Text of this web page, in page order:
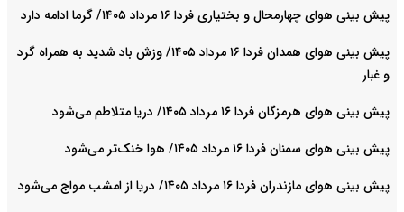
پیش بینی هوای چهارمحال و بختیاری فردا ۱۶ مرداد ۱۴۰۵/ گرما ادامه دارد
پیش بینی هوای همدان فردا ۱۶ مرداد ۱۴۰۵/ وزش باد شدید به همراه گرد
و غبار
پیش بینی هوای هرمزگان فردا ۱۶ مرداد ۱۴۰۵/ دریا متلاطم می‌شود
پیش بینی هوای سمنان فردا ۱۶ مرداد ۱۴۰۵/ هوا خنک‌تر می‌شود
پیش بینی هوای مازندران فردا ۱۶ مرداد ۱۴۰۵/ دریا از امشب مواج می‌شود